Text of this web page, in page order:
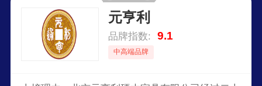
元亨利
品牌指数: 9.1
中高端品牌